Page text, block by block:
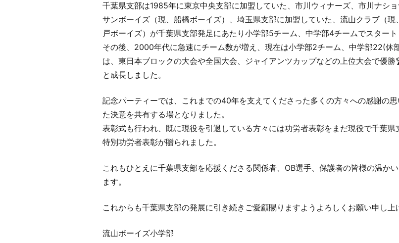
千葉県支部は1985年に東京中央支部に加盟していた、市川ウィナーズ、市川ナシ
サンボーイズ（現、船橋ボーイズ）、埼玉県支部に加盟していた、流山クラブ（
戸ボーイズ）が千葉県支部発足にあたり小学部5チーム、中学部4チームでスタート
その後、2000年代に急速にチーム数が増え、現在は小学部2チーム、中学部22(休
は、東日本ブロックの大会や全国大会、ジャイアンツカップなどの上位大会で優
と成長しました。
記念パーティーでは、これまでの40年を支えてくださった多くの方々への感謝の
た決意を共有する場となりました。
表彰式も行われ、既に現役を引退している方々には功労者表彰をまだ現役で千葉県
特別功労者表彰が贈られました。
これもひとえに千葉県支部を応援くださる関係者、OB選手、保護者の皆様の温か
ます。
これからも千葉県支部の発展に引き続きご愛顧賜りますようよろしくお願い申し上
流山ボーイズ小学部